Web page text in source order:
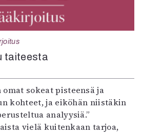
taiteesta
omat sokeat pisteensä ja
kohteet, ja eiköhän niistäkin
analyysiä.”
vielä kuitenkaan tarjoa,